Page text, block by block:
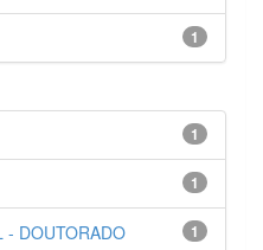
1
1
1
1
- DOUTORADO